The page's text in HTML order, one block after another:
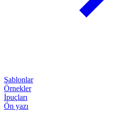
Şablonlar
Örnekler
İpuçları
Ön yazı